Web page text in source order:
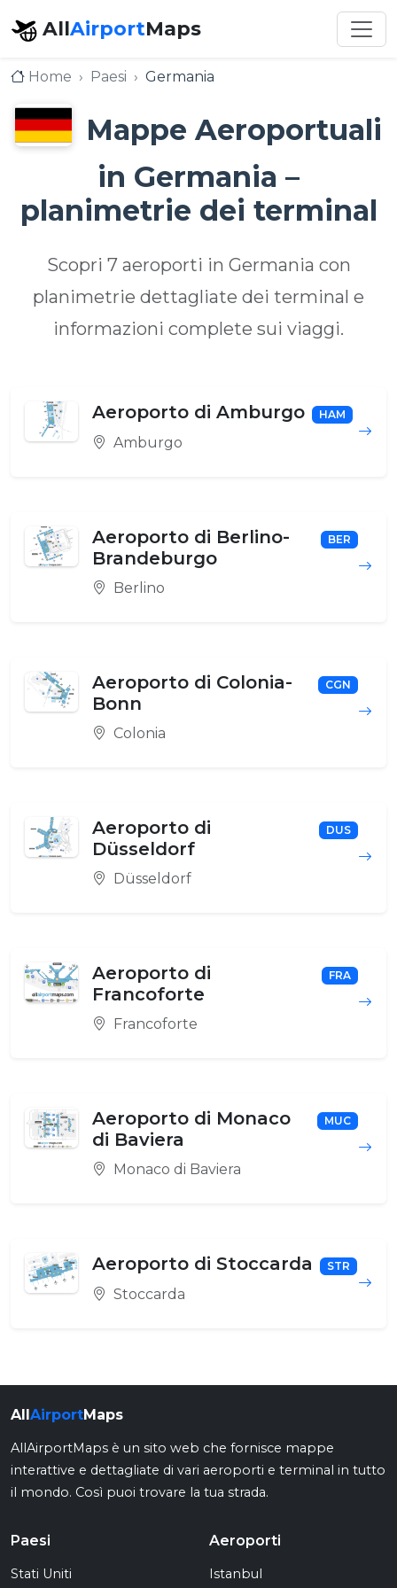
AllAirportMaps
Home Paesi Germania
Mappe Aeroportuali
in Germania –
planimetrie dei terminal
Scopri 7 aeroporti in Germania con
planimetrie dettagliate dei terminal e
informazioni complete sui viaggi.
Aeroporto di Amburgo HAM
Amburgo
Aeroporto di Berlino-
Brandeburgo
BER
Berlino
Aeroporto di Colonia-
Bonn
CGN
Colonia
Aeroporto di
Düsseldorf
DUS
Düsseldorf
Aeroporto di
Francoforte
FRA
Francoforte
Aeroporto di Monaco
di Baviera
MUC
Monaco di Baviera
Aeroporto di Stoccarda STR
Stoccarda
All AirportMaps
AllAirportMaps è un sito web che fornisce mappe
interattive e dettagliate di vari aeroporti e terminal in tutto
il mondo. Così puoi trovare la tua strada.
Paesi
Stati Uniti
Aeroporti
Istanbul